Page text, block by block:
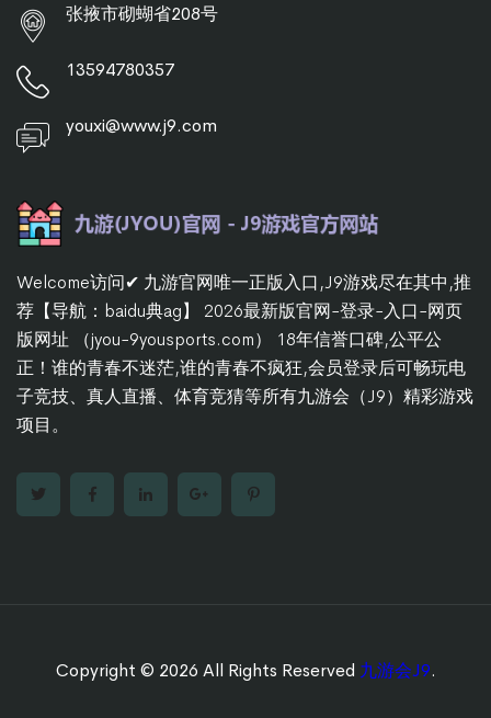
张掖市砌蝴省208号
13594780357
youxi@www.j9.com
Welcome访问✔ 九游官网唯一正版入口,J9游戏尽在其中,推
荐【导航：baidu典ag】 2026最新版官网-登录-入口-网页
版网址 （jyou-9yousports.com） 18年信誉口碑,公平公
正！谁的青春不迷茫,谁的青春不疯狂,会员登录后可畅玩电
子竞技、真人直播、体育竞猜等所有九游会（J9）精彩游戏
项目。
Copyright © 2026 All Rights Reserved 九游会J9.